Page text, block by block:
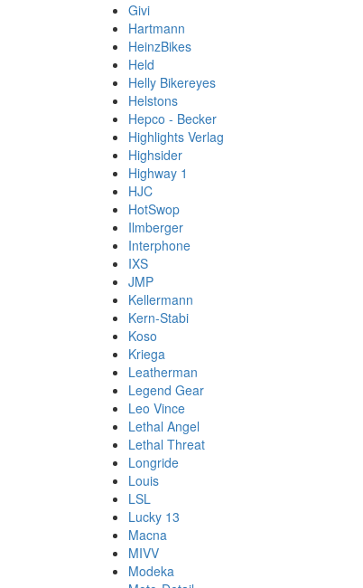
Givi
Hartmann
HeinzBikes
Held
Helly Bikereyes
Helstons
Hepco - Becker
Highlights Verlag
Highsider
Highway 1
HJC
HotSwop
Ilmberger
Interphone
IXS
JMP
Kellermann
Kern-Stabi
Koso
Kriega
Leatherman
Legend Gear
Leo Vince
Lethal Angel
Lethal Threat
Longride
Louis
LSL
Lucky 13
Macna
MIVV
Modeka